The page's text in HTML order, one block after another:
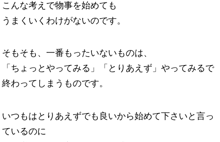
こんな考えで物事を始めても
うまくいくわけがないのです。
そもそも、一番もったいないものは、
「ちょっとやってみる」「とりあえず」やってみるで
終わってしまうものです。
いつもはとりあえずでも良いから始めて下さいと言っ
ているのに